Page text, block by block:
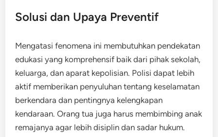
Solusi dan Upaya Preventif
Mengatasi fenomena ini membutuhkan pendekatan
edukasi yang komprehensif baik dari pihak sekolah,
keluarga, dan aparat kepolisian. Polisi dapat lebih
aktif memberikan penyuluhan tentang keselamatan
berkendara dan pentingnya kelengkapan
kendaraan. Orang tua juga harus membimbing anak
remajanya agar lebih disiplin dan sadar hukum.